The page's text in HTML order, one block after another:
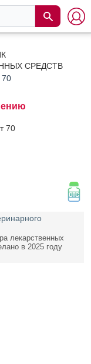
СРЕДСТВ
70
70
лекарственных
в 2025 году